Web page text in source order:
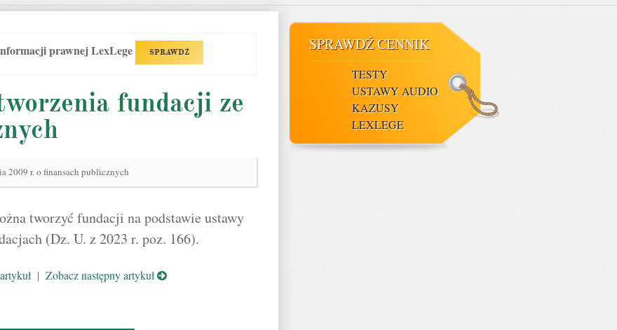
prawnej LexLege SPRAWDŹ
fundacji ze
2009 r. o finansach publicznych
tworzyć fundacji na podstawie ustawy
(Dz. U. z 2023 r. poz. 166).
| Zobacz następny artykuł
SPRAWDŹ CENNIK
TESTY
USTAWY AUDIO
KAZUSY
LEXLEGE